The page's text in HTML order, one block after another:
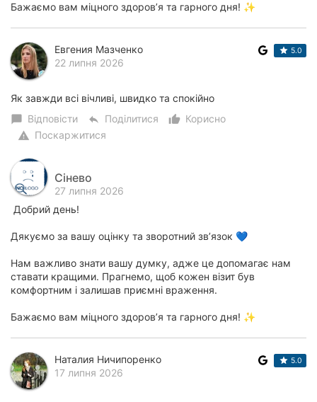
Бажаємо вам міцного здоров’я та гарного дня! ✨
Евгения Мазченко
22 липня 2026
5.0
Як завжди всі вічливі, швидко та спокійно
chat_bubble Відповісти reply Поділитися thumb_up_alt
Корисно
warning Поскаржитися
Сінево
27 липня 2026
Добрий день!
Дякуємо за вашу оцінку та зворотний зв’язок 💙
Нам важливо знати вашу думку, адже це допомагає нам
ставати кращими. Прагнемо, щоб кожен візит був
комфортним і залишав приємні враження.
Бажаємо вам міцного здоров’я та гарного дня! ✨
Наталия Ничипоренко
17 липня 2026
5.0